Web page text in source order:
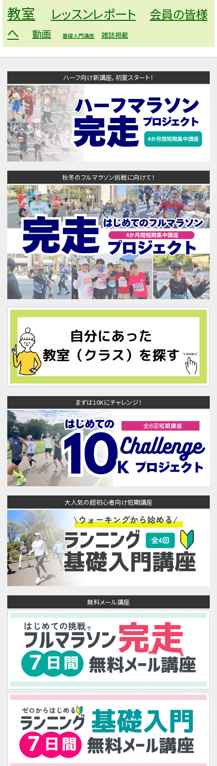
教室
レッスンレポート
会員の皆様
へ
動画 基礎入門講座 雑誌掲載
ハーフ向け新講座。初夏スタート！
秋冬のフルマラソン挑戦に向けて！
まずは10Kにチャレンジ！
大人気の超初心者向け短期講座
無料メール講座